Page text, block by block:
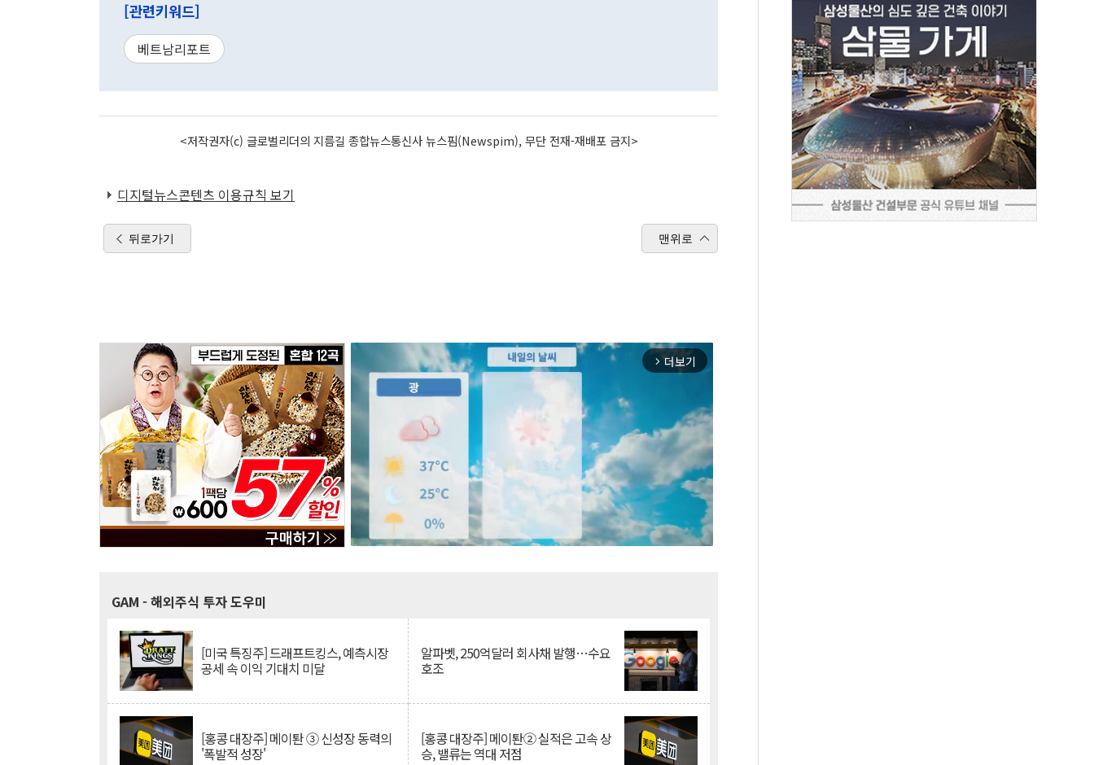
[관련키워드]
베트남리포트
<저작권자(c) 글로벌리더의 지름길 종합뉴스통신사 뉴스핌(Newspim), 무단 전재-재배포 금지>
디지털뉴스콘텐츠 이용규칙 보기
뒤로가기 맨위로
arrow_forward_ios 더보기
GAM - 해외주식 투자 도우미
[미국 특징주] 드래프트킹스, 예측시장
공세 속 이익 기대치 미달
알파벳, 250억달러 회사채 발행…수요
호조
[홍콩 대장주] 메이퇀 ③ 신성장 동력의
'폭발적 성장'
[홍콩 대장주] 메이퇀② 실적은 고속 상
승, 밸류는 역대 저점